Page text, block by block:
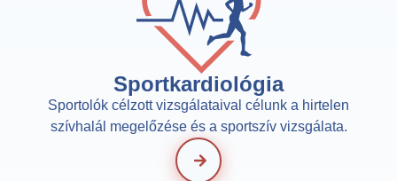
Sportkardiológia
Sportolók célzott vizsgálataival célunk a hirtelen
szívhalál megelőzése és a sportszív vizsgálata.